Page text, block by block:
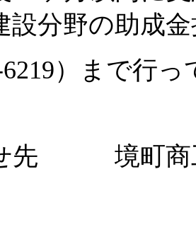
分野の助成金
6219）まで行
せ先 境町商